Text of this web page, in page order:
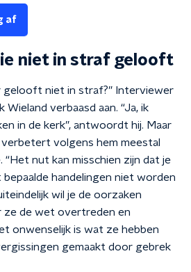
af
niet in straf gelooft
gelooft niet in straf?” Interviewer
Wieland verbaasd aan. “Ja, ik
in de kerk”, antwoordt hij. Maar
volgens hem meestal
“Het nut kan misschien zijn dat je
handelingen niet worden
wil je de oorzaken
ze de wet overtreden en
onwenselijk is wat ze hebben
gemaakt door gebrek